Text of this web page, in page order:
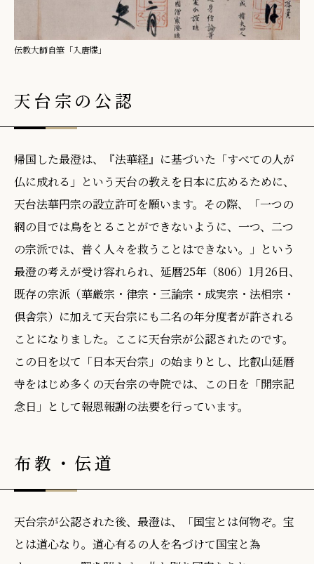
伝教大師自筆「入唐牒」
天台宗の公認
帰国した最澄は、『法華経』に基づいた「すべての人が
仏に成れる」という天台の教えを日本に広めるために、
天台法華円宗の設立許可を願います。その際、「一つの
網の目では鳥をとることができないように、一つ、二つ
の宗派では、普く人々を救うことはできない。」という
最澄の考えが受け容れられ、延暦25年（806）1月26日、
既存の宗派（華厳宗・律宗・三論宗・成実宗・法相宗・
倶舎宗）に加えて天台宗にも二名の年分度者が許される
ことになりました。ここに天台宗が公認されたのです。
この日を以て「日本天台宗」の始まりとし、比叡山延暦
寺をはじめ多くの天台宗の寺院では、この日を「開宗記
念日」として報恩報謝の法要を行っています。
布教・伝道
天台宗が公認された後、最澄は、「国宝とは何物ぞ。宝
とは道心なり。道心有るの人を名づけて国宝と為